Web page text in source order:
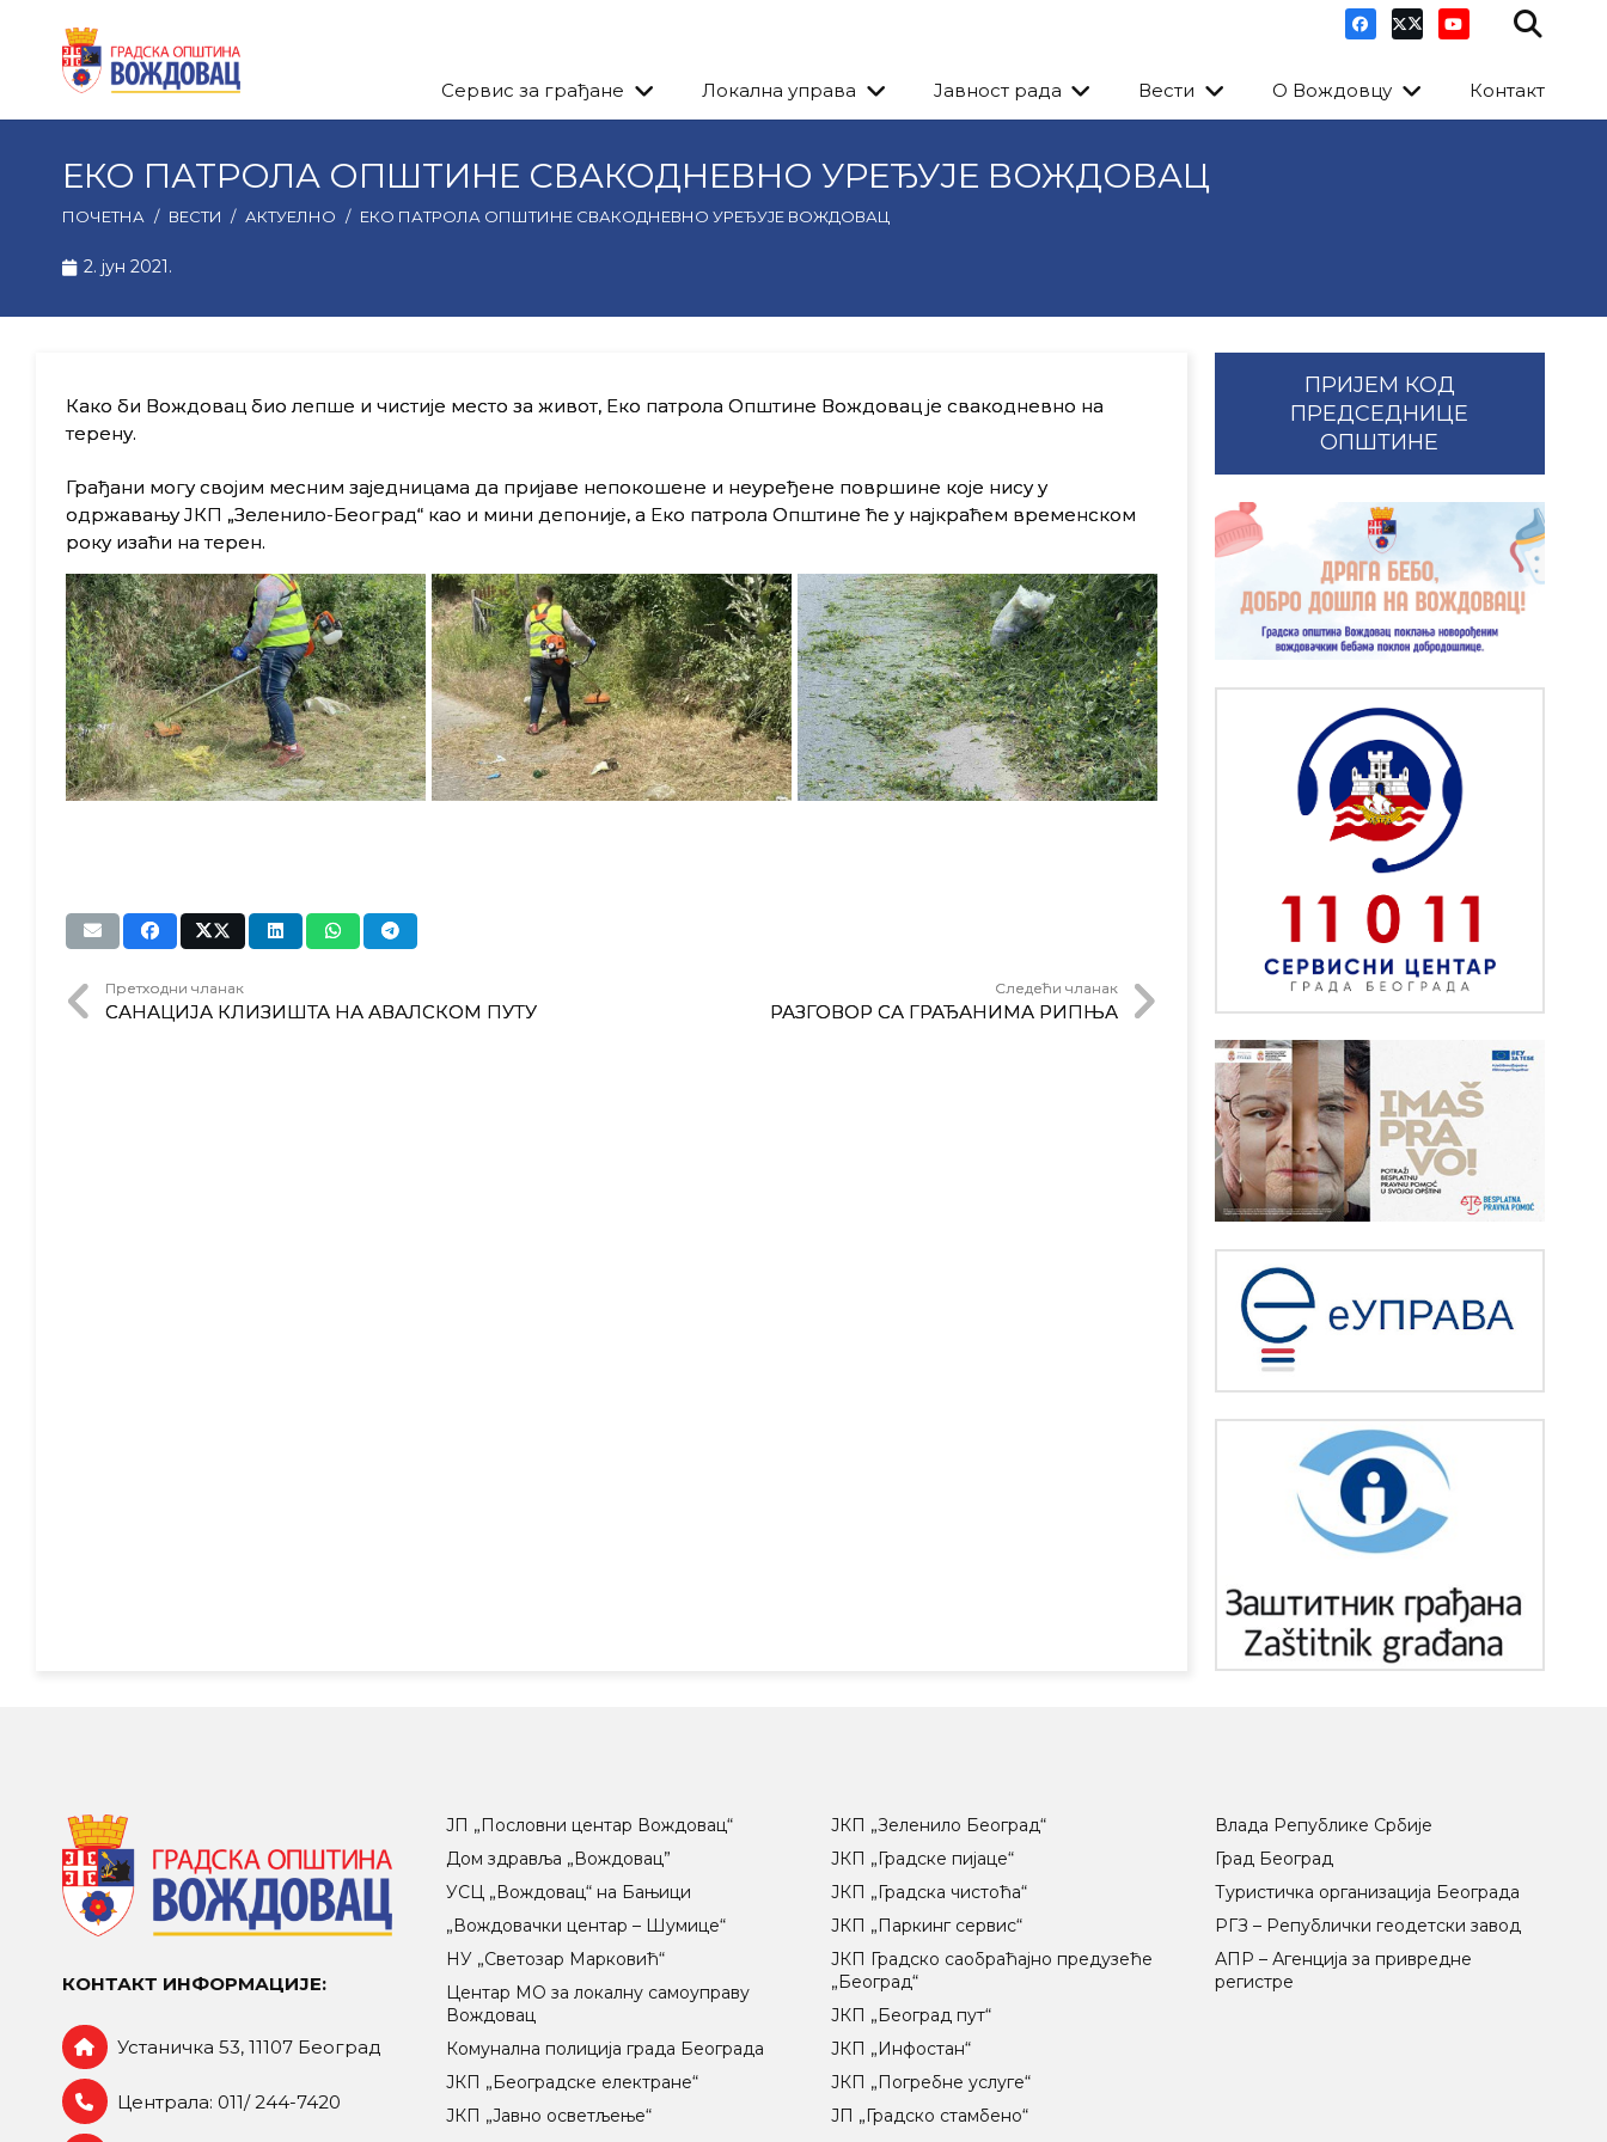
Сервис за грађане Локална управа Јавност рада Вести О Вождовцу Контакт
ЕКО ПАТРОЛА ОПШТИНЕ СВАКОДНЕВНО УРЕЂУЈЕ ВОЖДОВАЦ
ПОЧЕТНА / ВЕСТИ / АКТУЕЛНО / ЕКО ПАТРОЛА ОПШТИНЕ СВАКОДНЕВНО УРЕЂУЈЕ ВОЖДОВАЦ
2. јун 2021.
Како би Вождовац био лепше и чистије место за живот, Еко патрола Општине Вождовац је свакодневно на
терену.
Грађани могу својим месним заједницама да пријаве непокошене и неуређене површине које нису у
одржавању ЈКП „Зеленило-Београд“ као и мини депоније, а Еко патрола Општине ће у најкраћем временском
року изаћи на терен.
Претходни чланак
САНАЦИЈА КЛИЗИШТА НА АВАЛСКОМ ПУТУ
Следећи чланак
РАЗГОВОР СА ГРАЂАНИМА РИПЊА
ПРИЈЕМ КОД
ПРЕДСЕДНИЦЕ
ОПШТИНЕ
КОНТАКТ ИНФОРМАЦИЈЕ:
Устаничка 53, 11107 Београд
Централа: 011/ 244-7420
ЈП „Пословни центар Вождовац“
Дом здравља „Вождовац”
УСЦ „Вождовац“ на Бањици
„Вождовачки центар – Шумице“
НУ „Светозар Марковић“
Центар МO за локалну самоуправу
Вождовац
Комунална полиција града Београда
ЈКП „Београдске електране“
ЈКП „Јавно осветљење“
ЈКП „Зеленило Београд“
ЈКП „Градске пијаце“
ЈКП „Градска чистоћа“
ЈКП „Паркинг сервис“
ЈКП Градско саобраћајно предузеће
„Београд“
ЈКП „Београд пут“
ЈКП „Инфостан“
ЈКП „Погребне услуге“
ЈП „Градско стамбено“
Влада Републике Србије
Град Београд
Туристичка организација Београда
РГЗ – Републички геодетски завод
АПР – Агенција за привредне
регистре